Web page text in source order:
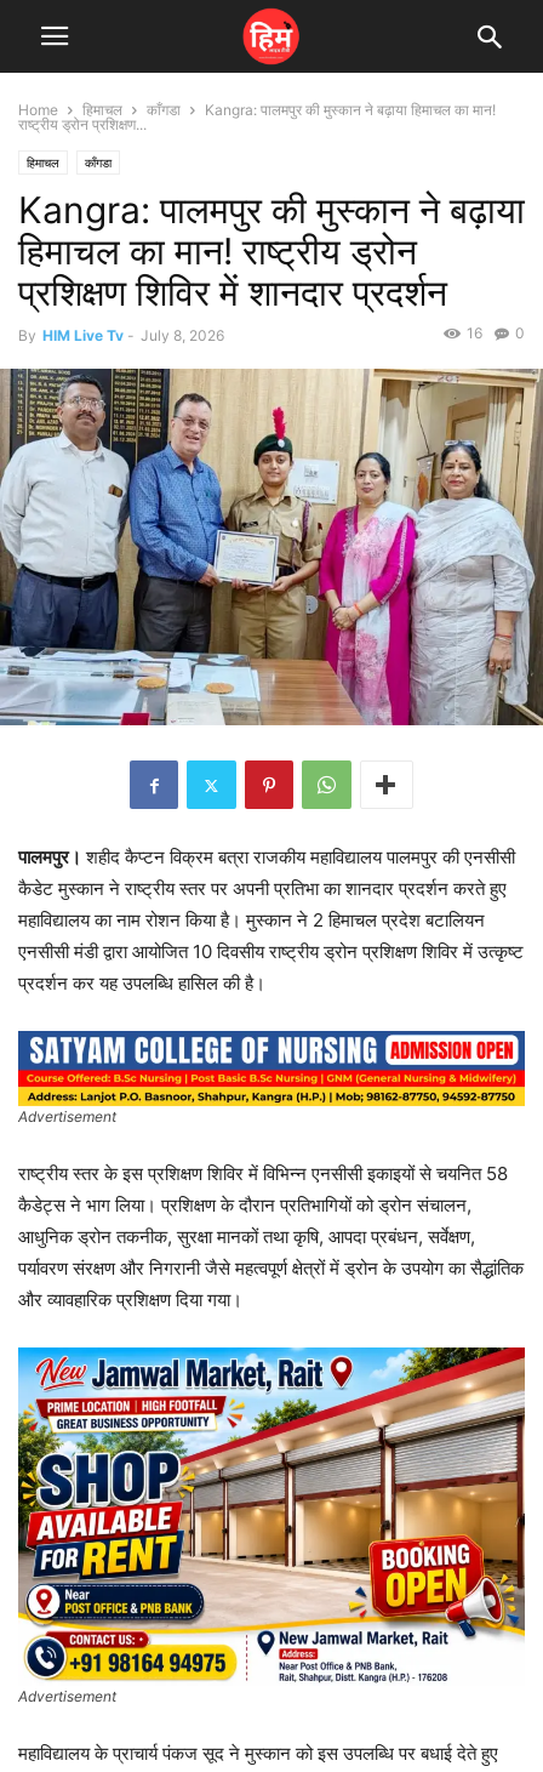
Home हिमाचल काँगडा
Kangra: पालमपुर की मुस्कान ने बढ़ाया हिमाचल का मान!
राष्ट्रीय ड्रोन प्रशिक्षण...
हिमाचल काँगडा
Kangra: पालमपुर की मुस्कान ने बढ़ाया
हिमाचल का मान! राष्ट्रीय ड्रोन
प्रशिक्षण शिविर में शानदार प्रदर्शन
By HIM Live Tv - July 8, 2026 0
16
पालमपुर। शहीद कैप्टन विक्रम बत्रा राजकीय महाविद्यालय पालमपुर की एनसीसी
कैडेट मुस्कान ने राष्ट्रीय स्तर पर अपनी प्रतिभा का शानदार प्रदर्शन करते हुए
महाविद्यालय का नाम रोशन किया है। मुस्कान ने 2 हिमाचल प्रदेश बटालियन
एनसीसी मंडी द्वारा आयोजित 10 दिवसीय राष्ट्रीय ड्रोन प्रशिक्षण शिविर में उत्कृष्ट
प्रदर्शन कर यह उपलब्धि हासिल की है।
Advertisement
राष्ट्रीय स्तर के इस प्रशिक्षण शिविर में विभिन्न एनसीसी इकाइयों से चयनित 58
कैडेट्स ने भाग लिया। प्रशिक्षण के दौरान प्रतिभागियों को ड्रोन संचालन,
आधुनिक ड्रोन तकनीक, सुरक्षा मानकों तथा कृषि, आपदा प्रबंधन, सर्वेक्षण,
पर्यावरण संरक्षण और निगरानी जैसे महत्वपूर्ण क्षेत्रों में ड्रोन के उपयोग का सैद्धांतिक
और व्यावहारिक प्रशिक्षण दिया गया।
Advertisement
महाविद्यालय के प्राचार्य पंकज सूद ने मुस्कान को इस उपलब्धि पर बधाई देते हुए